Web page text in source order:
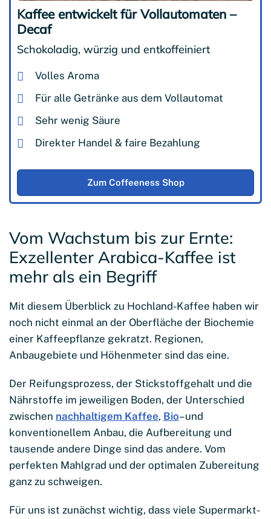
Kaffee entwickelt für Vollautomaten –
Decaf
Schokoladig, würzig und entkoffeiniert
Volles Aroma
Für alle Getränke aus dem Vollautomat
Sehr wenig Säure
Direkter Handel & faire Bezahlung
Zum Coffeeness Shop
Vom Wachstum bis zur Ernte:
Exzellenter Arabica-Kaffee ist
mehr als ein Begriff
Mit diesem Überblick zu Hochland-Kaffee haben wir
noch nicht einmal an der Oberfläche der Biochemie
einer Kaffeepflanze gekratzt. Regionen,
Anbaugebiete und Höhenmeter sind das eine.
Der Reifungsprozess, der Stickstoffgehalt und die
Nährstoffe im jeweiligen Boden, der Unterschied
zwischen nachhaltigem Kaffee, Bio– und
konventionellem Anbau, die Aufbereitung und
tausende andere Dinge sind das andere. Vom
perfekten Mahlgrad und der optimalen Zubereitung
ganz zu schweigen.
Für uns ist zunächst wichtig, dass viele Supermarkt-